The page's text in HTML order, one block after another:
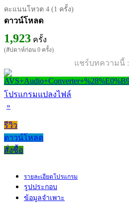
คะแนนโหวต 4 (1 ครั้ง)
ดาวน์โหลด
1,923 ครั้ง
(สัปดาห์ก่อน 0 ครั้ง)
แชร์บทความนี้ :
โปรแกรมแปลงไฟล์
»
รีวิว
ดาวน์โหลด
สั่งซื้อ
รายละเอียดโปรแกรม
รูปประกอบ
ข้อมูลจำเพาะ